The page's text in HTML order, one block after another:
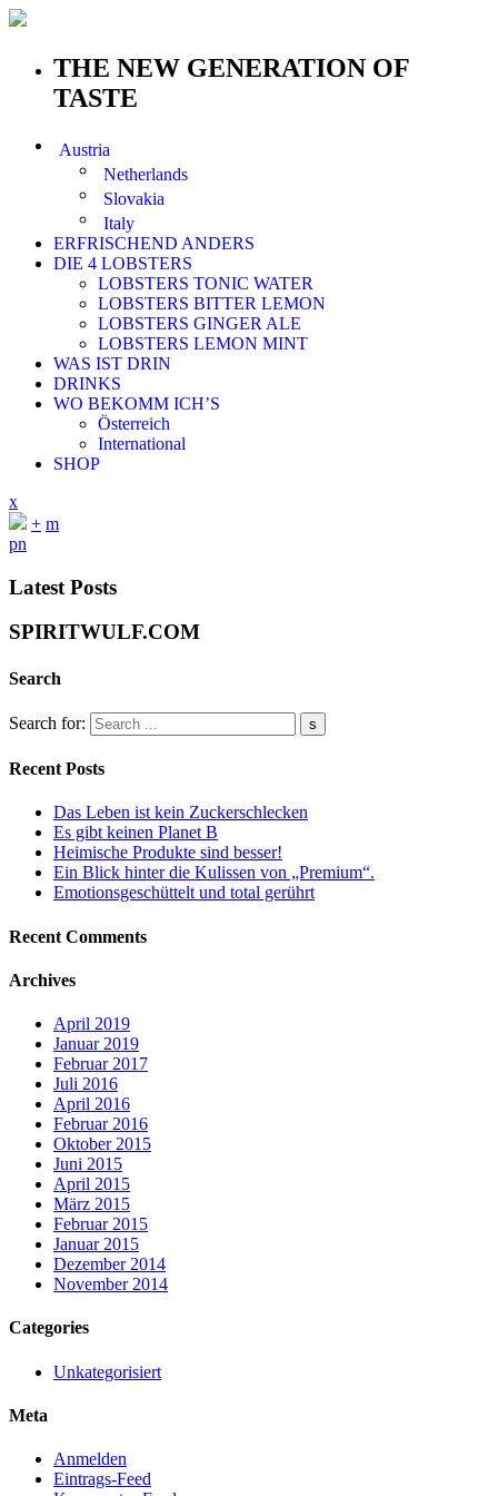
THE NEW GENERATION OF
TASTE
Austria
Netherlands
Slovakia
Italy
ERFRISCHEND ANDERS
DIE 4 LOBSTERS
LOBSTERS TONIC WATER
LOBSTERS BITTER LEMON
LOBSTERS GINGER ALE
LOBSTERS LEMON MINT
WAS IST DRIN
DRINKS
WO BEKOMM ICH’S
Österreich
International
SHOP
x
+ m
pn
Latest Posts
SPIRITWULF.COM
Search
Search for:
Recent Posts
Das Leben ist kein Zuckerschlecken
Es gibt keinen Planet B
Heimische Produkte sind besser!
Ein Blick hinter die Kulissen von „Premium“.
Emotionsgeschüttelt und total gerührt
Recent Comments
Archives
April 2019
Januar 2019
Februar 2017
Juli 2016
April 2016
Februar 2016
Oktober 2015
Juni 2015
April 2015
März 2015
Februar 2015
Januar 2015
Dezember 2014
November 2014
Categories
Unkategorisiert
Meta
Anmelden
Eintrags-Feed